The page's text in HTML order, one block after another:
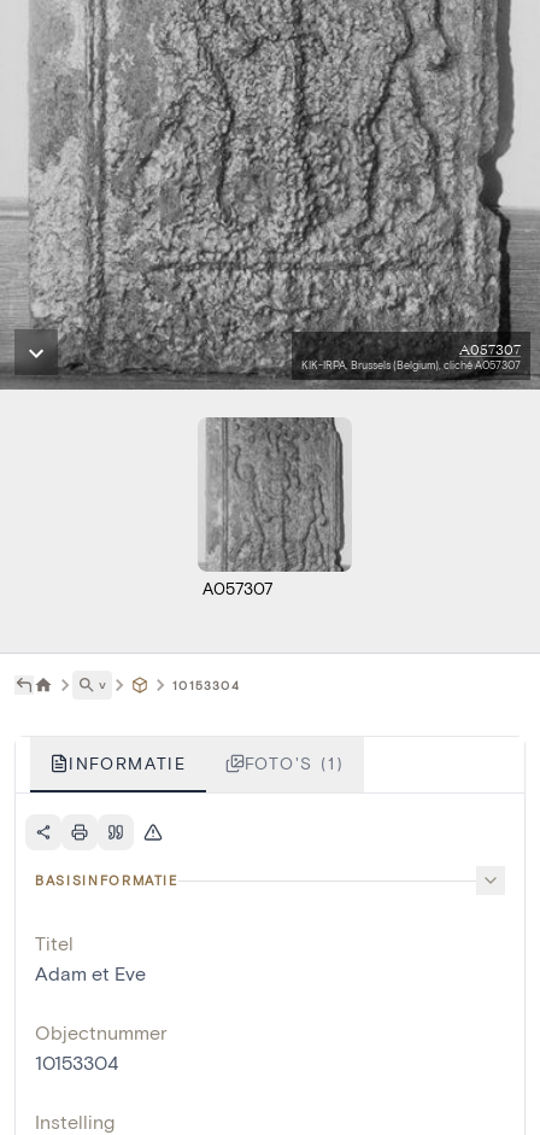
A057307
KIK-IRPA, Brussels (Belgium), cliché A057307
A057307
˅ 10153304
INFORMATIE FOTO'S (1)
BASISINFORMATIE
Titel
Adam et Eve
Objectnummer
10153304
Instelling